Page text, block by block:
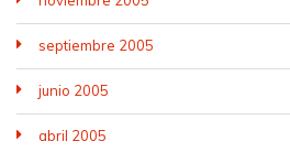
septiembre 2005
junio 2005
abril 2005